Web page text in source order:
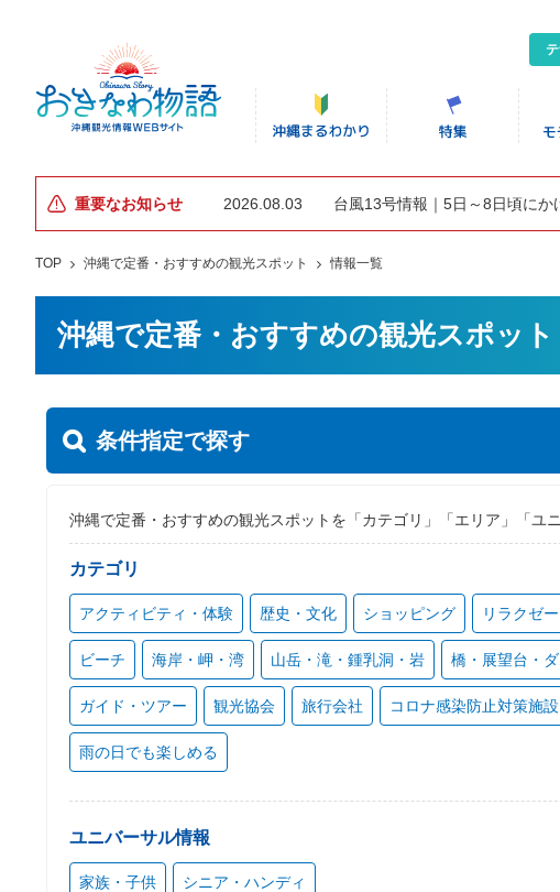
重要なお知らせ 2026.08.03 台風13号情報｜5日～8日頃に
TOP 沖縄で定番・おすすめの観光スポット 情報一覧
沖縄で定番・おすすめの観光スポット
条件指定で探す
沖縄で定番・おすすめの観光スポットを「カテゴリ」「エリア」「ユ
カテゴリ
アクティビティ・体験 歴史・文化 ショッピング リラクゼ
ビーチ 海岸・岬・湾 山岳・滝・鍾乳洞・岩 橋・展望台・
ガイド・ツアー 観光協会 旅行会社 コロナ感染防止対策施設
雨の日でも楽しめる
ユニバーサル情報
家族・子供 シニア・ハンディ